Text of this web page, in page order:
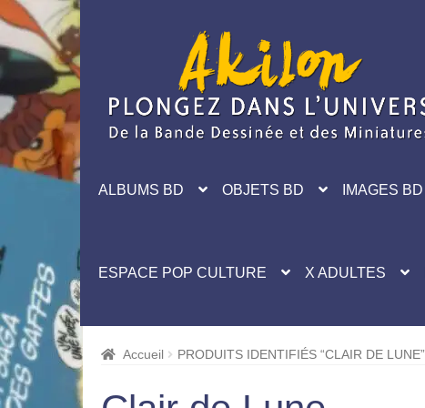
navigation
ALBUMS BD OBJETS BD IMAGES BD
ESPACE POP CULTURE X ADULTES
Accueil PRODUITS IDENTIFIÉS “CLAIR DE LUNE”